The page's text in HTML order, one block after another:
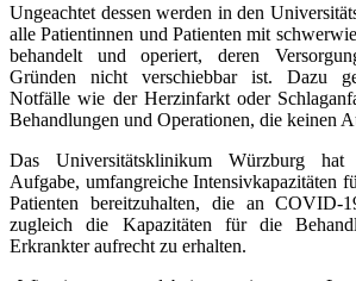
Ungeachtet dessen werden in den
alle Patientinnen und Patienten mit
behandelt und operiert, deren
Gründen nicht verschiebbar ist. Dazu
Notfälle wie der Herzinfarkt oder
Behandlungen und Operationen, die keinen
Das Universitätsklinikum Würzburg
Aufgabe, umfangreiche Intensivkapazitäten
Patienten bereitzuhalten, die an COVID-
zugleich die Kapazitäten für die
Erkrankter aufrecht zu erhalten.